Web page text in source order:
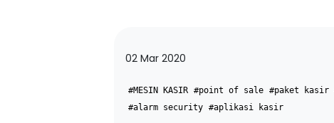
02 Mar 2020
#MESIN KASIR #point of sale #paket kasir
#alarm security #aplikasi kasir